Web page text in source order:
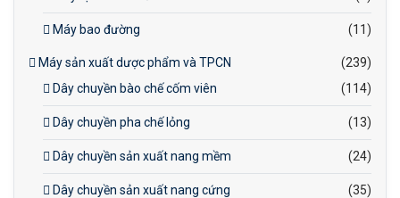
Máy bao đường (11)
Máy sản xuất dược phẩm và TPCN
(239)
Dây chuyền bào chế cốm viên
(114)
Dây chuyền pha chế lỏng (13)
Dây chuyền sản xuất nang mềm (24)
Dây chuyền sản xuất nang cứng (35)